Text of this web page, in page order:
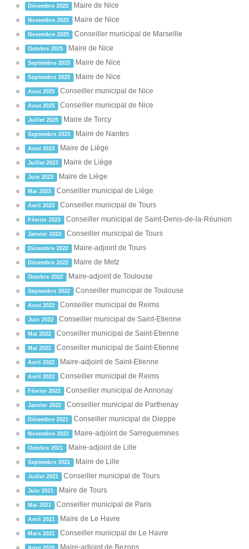
Décembre 2025 Maire de Nice
Novembre 2025 Maire de Nice
Novembre 2025 Conseiller municipal de Marseille
Octobre 2025 Maire de Nice
Septembre 2025 Maire de Nice
Septembre 2025 Maire de Nice
Aout 2025 Conseiller municipal de Nice
Aout 2025 Conseiller municipal de Nice
Juillet 2025 Maire de Torcy
Septembre 2023 Maire de Nantes
Aout 2023 Maire de Liège
Juillet 2023 Maire de Liège
Juin 2023 Maire de Liège
Mai 2023 Conseiller municipal de Liège
Avril 2023 Conseiller municipal de Tours
Février 2023 Conseiller municipal de Saint-Denis-de-la-Réunion
Janvier 2023 Conseiller municipal de Tours
Décembre 2022 Maire-adjoint de Tours
Décembre 2022 Maire de Metz
Octobre 2022 Maire-adjoint de Toulouse
Septembre 2022 Conseiller municipal de Toulouse
Aout 2022 Conseiller municipal de Reims
Juin 2022 Conseiller municipal de Saint-Etienne
Mai 2022 Conseiller municipal de Saint-Etienne
Mai 2022 Conseiller municipal de Saint-Etienne
Avril 2022 Maire-adjoint de Saint-Etienne
Avril 2022 Conseiller municipal de Reims
Février 2022 Conseiller municipal de Annonay
Janvier 2022 Conseiller municipal de Parthenay
Décembre 2021 Conseiller municipal de Dieppe
Novembre 2021 Maire-adjoint de Sarreguemines
Octobre 2021 Maire-adjoint de Lille
Septembre 2021 Maire de Lille
Juillet 2021 Conseiller municipal de Tours
Juin 2021 Maire de Tours
Mai 2021 Conseiller municipal de Paris
Avril 2021 Maire de Le Havre
Mars 2021 Conseiller municipal de Le Havre
Aout 2020 Maire-adjoint de Bezons